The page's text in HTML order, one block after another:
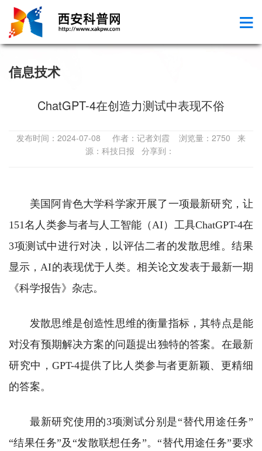
信息技术
ChatGPT-4在创造力测试中表现不俗
发布时间：2024-07-08 作者：记者刘霞 浏览量：2750 来
源：科技日报 分享到：
美国阿肯色大学科学家开展了一项最新研究，让
151名人类参与者与人工智能（AI）工具ChatGPT-4在
3项测试中进行对决，以评估二者的发散思维。结果
显示，AI的表现优于人类。相关论文发表于最新一期
《科学报告》杂志。
发散思维是创造性思维的衡量指标，其特点是能
对没有预期解决方案的问题提出独特的答案。在最新
研究中，GPT-4提供了比人类参与者更新颖、更精细
的答案。
最新研究使用的3项测试分别是“替代用途任务”
“结果任务”及“发散联想任务”。“替代用途任务”要求